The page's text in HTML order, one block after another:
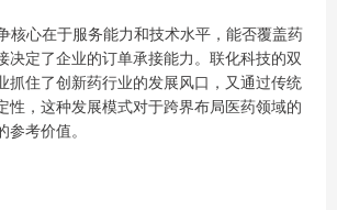
核心在于服务能力和技术水平，能否覆盖药
决定了企业的订单承接能力。联化科技的双
抓住了创新药行业的发展风口，又通过传统
性，这种发展模式对于跨界布局医药领域的
考价值。